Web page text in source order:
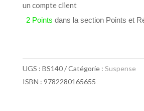
un compte client
2 Points dans la section Points et
UGS : BS140 Catégorie : Suspense
ISBN : 9782280165655